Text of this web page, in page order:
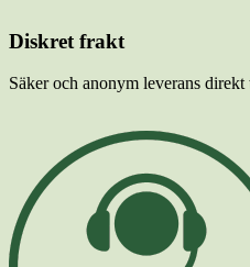
Diskret frakt
Säker och anonym leverans